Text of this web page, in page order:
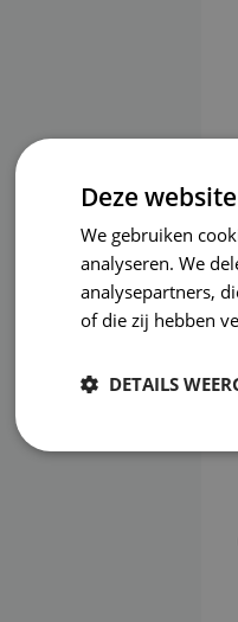
Deze
We gebruiken
analyseren. We
analysepartners,
of die zij hebben
DETAILS